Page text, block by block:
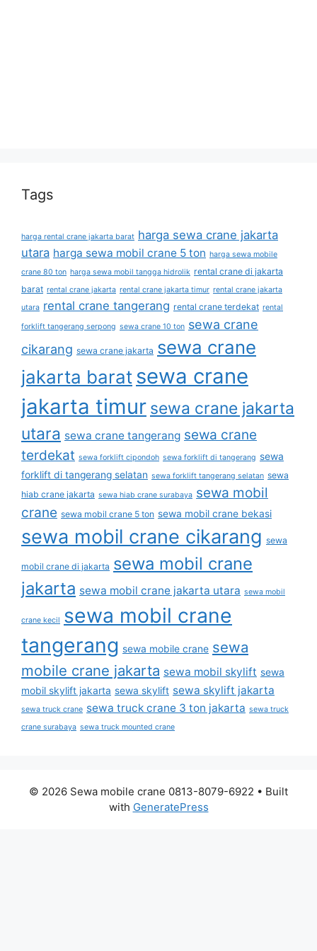
Tags
harga rental crane jakarta barat harga sewa crane jakarta
utara harga sewa mobil crane 5 ton harga sewa mobile
crane 80 ton harga sewa mobil tangga hidrolik rental crane di jakarta
barat rental crane jakarta rental crane jakarta timur rental crane jakarta
utara rental crane tangerang rental crane terdekat rental
forklift tangerang serpong sewa crane 10 ton sewa crane
cikarang sewa crane jakarta sewa crane
jakarta baratsewa crane
jakarta timur sewa crane jakarta
utara sewa crane tangerang sewa crane
terdekat sewa forklift cipondoh sewa forklift di tangerang sewa
forklift di tangerang selatan sewa forklift tangerang selatan sewa
hiab crane jakarta sewa hiab crane surabaya sewa mobil
crane sewa mobil crane 5 ton sewa mobil crane bekasi
sewa mobil crane cikarang sewa
mobil crane di jakarta sewa mobil crane
jakarta sewa mobil crane jakarta utara sewa mobil
crane kecil sewa mobil crane
tangerang sewa mobile crane sewa
mobile crane jakarta sewa mobil skylift sewa
mobil skylift jakarta sewa skylift sewa skylift jakarta
sewa truck crane sewa truck crane 3 ton jakarta sewa truck
crane surabaya sewa truck mounted crane
© 2026 Sewa mobile crane 0813-8079-6922 • Built
with GeneratePress